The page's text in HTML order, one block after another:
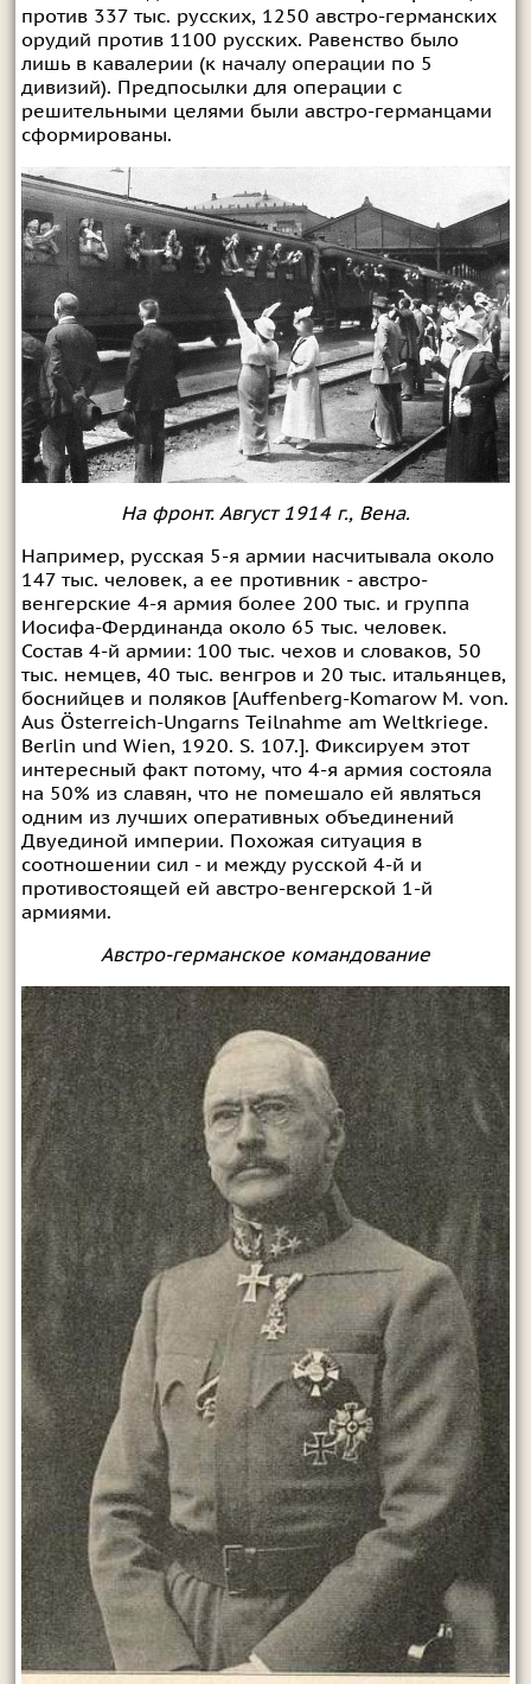
против 337 тыс. русских, 1250 австро-германских
орудий против 1100 русских. Равенство было
лишь в кавалерии (к началу операции по 5
дивизий). Предпосылки для операции с
решительными целями были австро-германцами
сформированы.
На фронт. Август 1914 г., Вена.
Например, русская 5-я армии насчитывала около
147 тыс. человек, а ее противник - австро-
венгерские 4-я армия более 200 тыс. и группа
Иосифа-Фердинанда около 65 тыс. человек.
Состав 4-й армии: 100 тыс. чехов и словаков, 50
тыс. немцев, 40 тыс. венгров и 20 тыс. итальянцев,
боснийцев и поляков [Auffenberg-Komarow M. von.
Aus Österreich-Ungarns Teilnahme am Weltkriege.
Berlin und Wien, 1920. S. 107.]. Фиксируем этот
интересный факт потому, что 4-я армия состояла
на 50% из славян, что не помешало ей являться
одним из лучших оперативных объединений
Двуединой империи. Похожая ситуация в
соотношении сил - и между русской 4-й и
противостоящей ей австро-венгерской 1-й
армиями.
Австро-германское командование